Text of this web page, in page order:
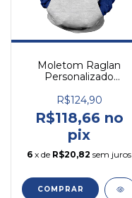
Moletom Raglan
Personalizado
R$124,90
R$118,66 no
pix
6 x de R$20,82 sem juros
COMPRAR